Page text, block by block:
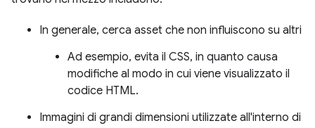
In generale, cerca asset che non influiscono su altri
Ad esempio, evita il CSS, in quanto causa
modifiche al modo in cui viene visualizzato il
codice HTML.
Immagini di grandi dimensioni utilizzate all'interno di